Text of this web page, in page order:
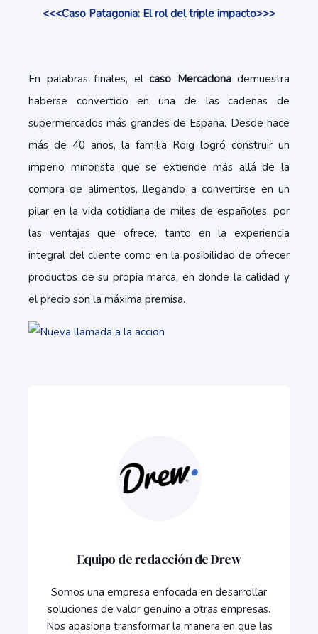
<<<Caso Patagonia: El rol del triple impacto>>>
En palabras finales, el caso Mercadonademuestra
haberse convertido en una de las cadenas de
supermercados más grandes de España. Desde hace
más de 40 años, la familia Roig logró construir un
imperio minorista que se extiende más allá de la
compra de alimentos, llegando a convertirse en un
pilar en la vida cotidiana de miles de españoles, por
las ventajas que ofrece, tanto en la experiencia
integral del cliente como en la posibilidad de ofrecer
productos de su propia marca, en donde la calidad y
el precio son la máxima premisa.
Equipo de redacción de Drew
Somos una empresa enfocada en desarrollar
soluciones de valor genuino a otras empresas.
Nos apasiona transformar la manera en que las